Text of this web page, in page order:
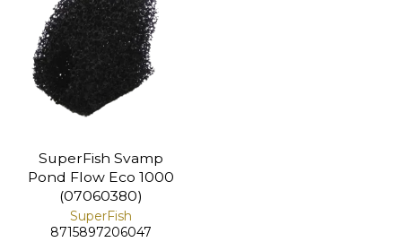
SuperFish Svamp
Pond Flow Eco 1000
(07060380)
SuperFish
8715897206047